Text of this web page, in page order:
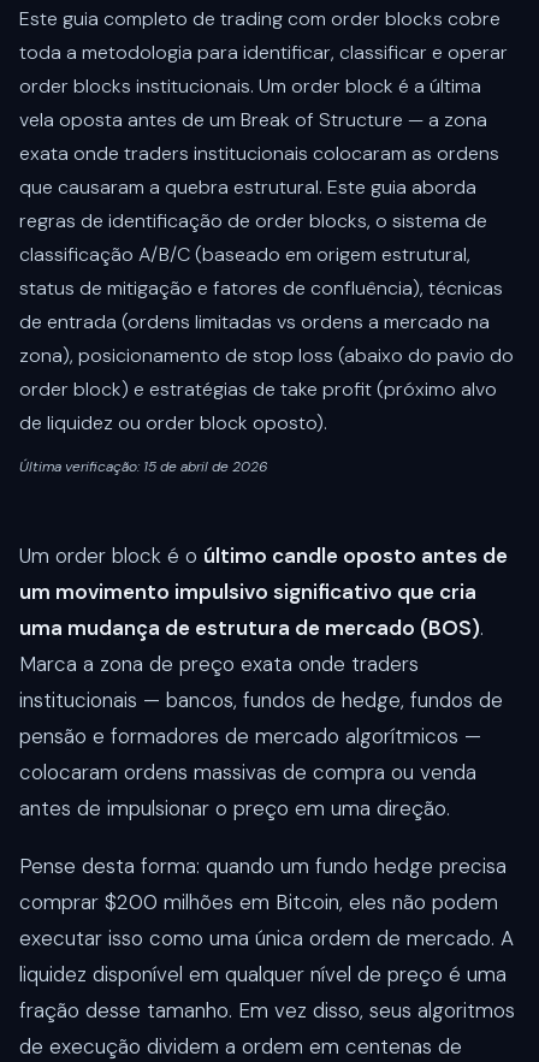
Este guia completo de trading com order blocks cobre
toda a metodologia para identificar, classificar e operar
order blocks institucionais. Um order block é a última
vela oposta antes de um Break of Structure — a zona
exata onde traders institucionais colocaram as ordens
que causaram a quebra estrutural. Este guia aborda
regras de identificação de order blocks, o sistema de
classificação A/B/C (baseado em origem estrutural,
status de mitigação e fatores de confluência), técnicas
de entrada (ordens limitadas vs ordens a mercado na
zona), posicionamento de stop loss (abaixo do pavio do
order block) e estratégias de take profit (próximo alvo
de liquidez ou order block oposto).
Última verificação: 15 de abril de 2026
Um order block é o último candle oposto antes de
um movimento impulsivo significativo que cria
uma mudança de estrutura de mercado (BOS).
Marca a zona de preço exata onde traders
institucionais — bancos, fundos de hedge, fundos de
pensão e formadores de mercado algorítmicos —
colocaram ordens massivas de compra ou venda
antes de impulsionar o preço em uma direção.
Pense desta forma: quando um fundo hedge precisa
comprar $200 milhões em Bitcoin, eles não podem
executar isso como uma única ordem de mercado. A
liquidez disponível em qualquer nível de preço é uma
fração desse tamanho. Em vez disso, seus algoritmos
de execução dividem a ordem em centenas de